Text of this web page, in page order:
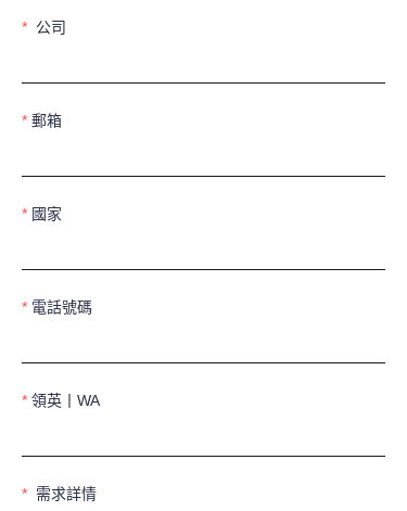
公司
郵箱
國家
電話號碼
領英丨WA
需求詳情